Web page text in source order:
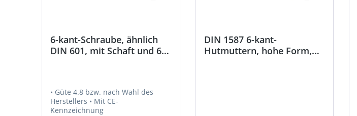
6-kant-Schraube, ähnlich
DIN 601, mit Schaft und 6-
• Güte 4.8 bzw. nach Wahl des
Herstellers • Mit CE-
Kennzeichnung
DIN 1587 6-kant-
Hutmuttern, hohe Form,